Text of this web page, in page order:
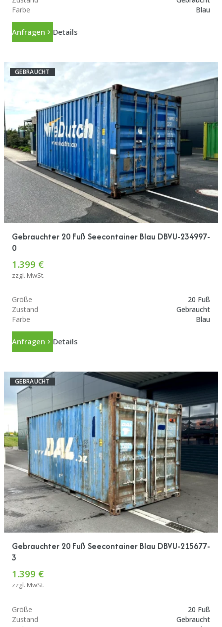
Farbe
Blau
Anfragen Details
GEBRAUCHT
Gebrauchter 20 Fuß Seecontainer Blau DBVU-234997-
0
1.399 €
zzgl. MwSt.
Größe
20 Fuß
Zustand
Gebraucht
Farbe
Blau
Anfragen Details
GEBRAUCHT
Gebrauchter 20 Fuß Seecontainer Blau DBVU-215677-
3
1.399 €
zzgl. MwSt.
Größe
20 Fuß
Zustand
Gebraucht